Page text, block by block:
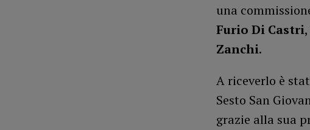
una
Furio Di Castri,
Zanchi.
A riceverlo è
Sesto San
grazie alla sua